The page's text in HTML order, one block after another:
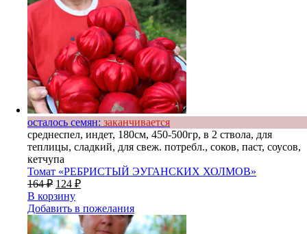
осталось семян: заканчивается
среднеспел, индет, 180см, 450-500гр, в 2 ствола, для
теплицы, сладкий, для свеж. потребл., соков, паст, соусов,
кетчупа
Томат «РЕБРИСТЫЙ ЭУГАНСКИХ ХОЛМОВ»
164₽ 124 ₽
В корзину
Добавить в пожелания